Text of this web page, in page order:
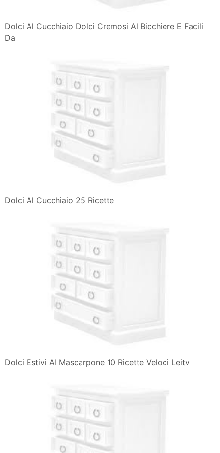
Dolci Al Cucchiaio Dolci Cremosi Al Bicchiere E Facili
Da
Dolci Al Cucchiaio 25 Ricette
Dolci Estivi Al Mascarpone 10 Ricette Veloci Leitv